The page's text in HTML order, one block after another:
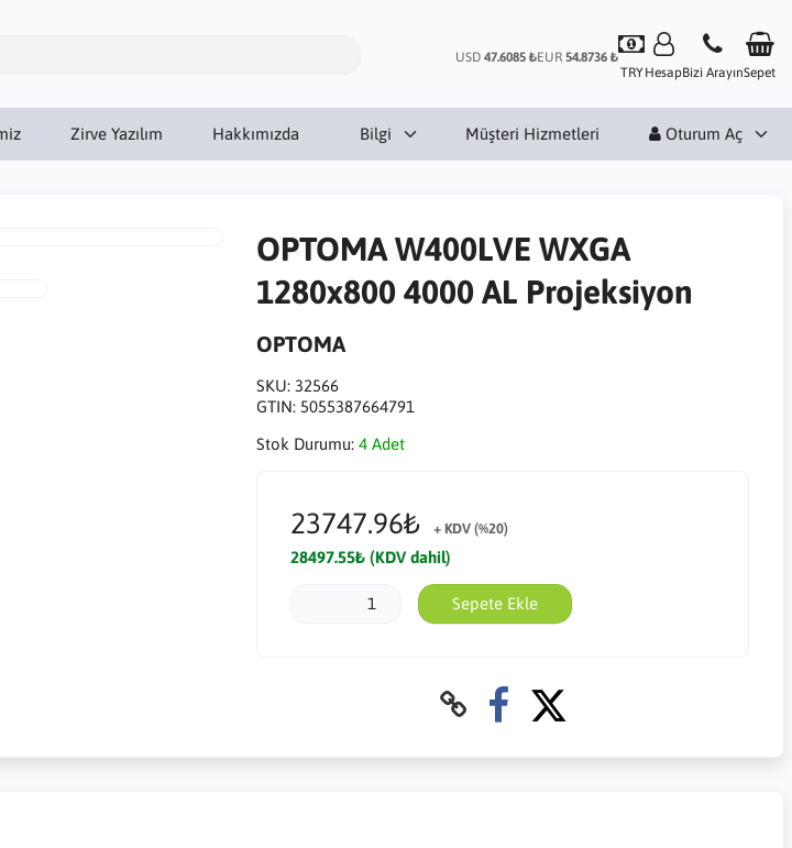
USD 47.6085 ₺EUR 54.8736 ₺
TRYHesapBizi ArayınSepet
Zirve Yazılım Hakkımızda Bilgi Müşteri Hizmetleri Oturum Aç
OPTOMA W400LVE WXGA
1280x800 4000 AL Projeksiyon
OPTOMA
SKU: 32566
GTIN: 5055387664791
Stok Durumu: 4 Adet
23747.96₺ + KDV (%20)
28497.55₺ (KDV dahil)
Sepete Ekle